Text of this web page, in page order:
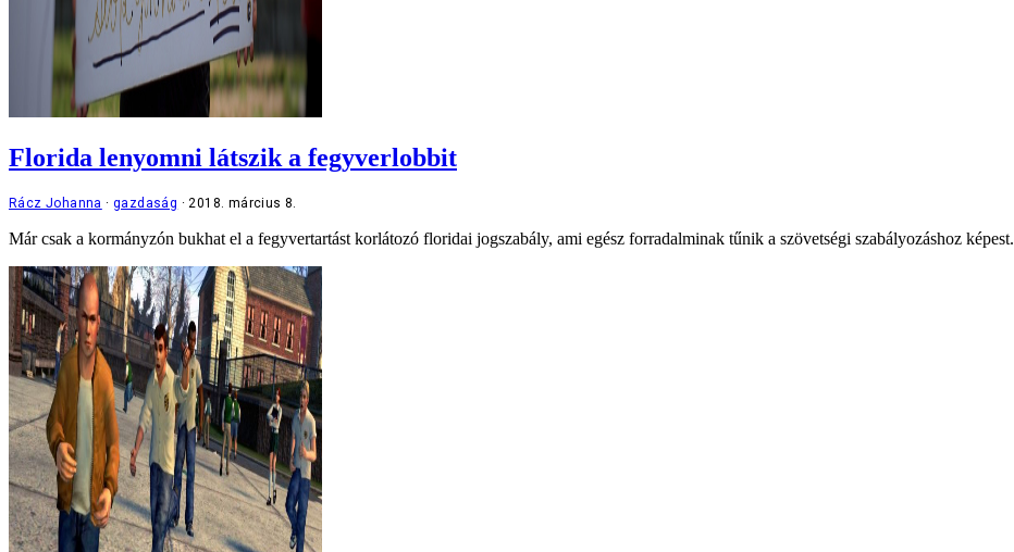
Florida lenyomni látszik a fegyverlobbit
Rácz Johanna gazdaság 2018. március 8.
Már csak a kormányzón bukhat el a fegyvertartást korlátozó floridai jogszabály, ami egész forradalminak tűnik a szövetségi szabályozáshoz képest.